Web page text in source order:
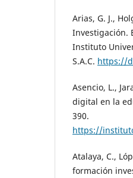
Arias, G. J.,
Investigación.
Instituto
S.A.C. https://
Asencio, L.,
digital en la
390.
https://
Atalaya, C.,
formación